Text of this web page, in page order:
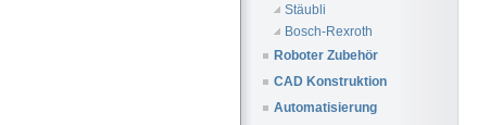
Stäubli
Bosch-Rexroth
Roboter Zubehör
CAD Konstruktion
Automatisierung